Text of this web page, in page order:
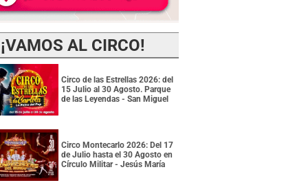
¡VAMOS AL CIRCO!
Circo de las Estrellas 2026: del
15 Julio al 30 Agosto. Parque
de las Leyendas - San Miguel
Circo Montecarlo 2026: Del 17
de Julio hasta el 30 Agosto en
Círculo Militar - Jesús María